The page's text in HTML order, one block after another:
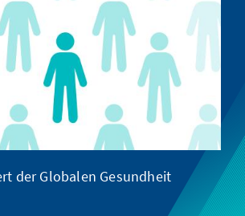
der Globalen Gesundheit